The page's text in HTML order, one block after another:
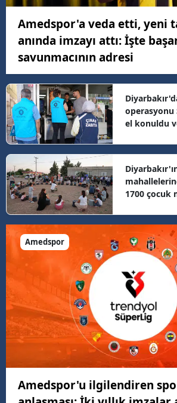
Amedspor'a veda etti, yeni
anında imzayı attı: İşte
savunmacının adresi
operasyonu
el konuldu
1700 çocuk
Amedspor
Amedspor'u ilgilendiren